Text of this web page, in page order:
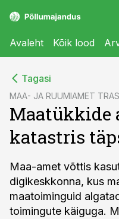
Avaleht Kõik lood
Tagasi
MAA- JA RUUMIAMET TRAS
Maatükkide
katastris
Maa-amet võttis
digikeskkonna, kus
maatoiminguid
toimingute käiguga.